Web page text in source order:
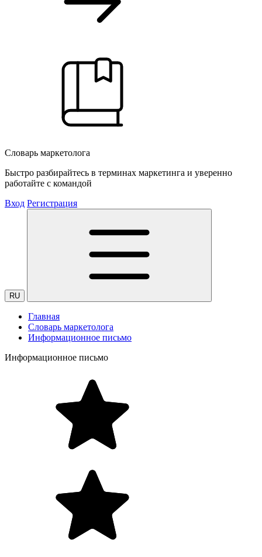
Словарь маркетолога
Быстро разбирайтесь в терминах маркетинга и уверенно
работайте с командой
Вход Регистрация
RU
Главная
Словарь маркетолога
Информационное письмо
Информационное письмо